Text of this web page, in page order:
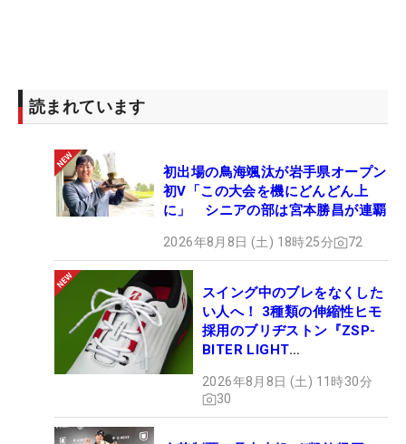
読まれています
初出場の鳥海颯汰が岩手県オープン
初V「この大会を機にどんどん上
に」 シニアの部は宮本勝昌が連覇
2026年8月8日 (土) 18時25分 72
スイング中のブレをなくした
い人へ！ 3種類の伸縮性ヒモ
採用のブリヂストン『ZSP-
BITER LIGHT
ュー
2026年8月8日 (土) 11時30分
30